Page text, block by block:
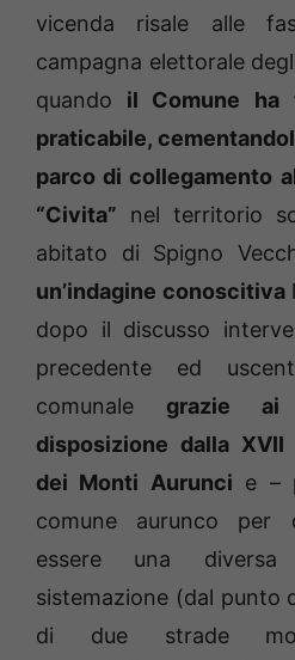
vicenda risale alle
campagna elettorale
quando il Comune ha
praticabile,
parco di collegamento
“Civita” nel territorio
abitato di Spigno
un’indagine conoscitiva
dopo il discusso
precedente ed
comunale grazie
disposizione dalla XVII
dei Monti Aurunci e –
comune aurunco per
essere una
sistemazione (dal punto
di due strade